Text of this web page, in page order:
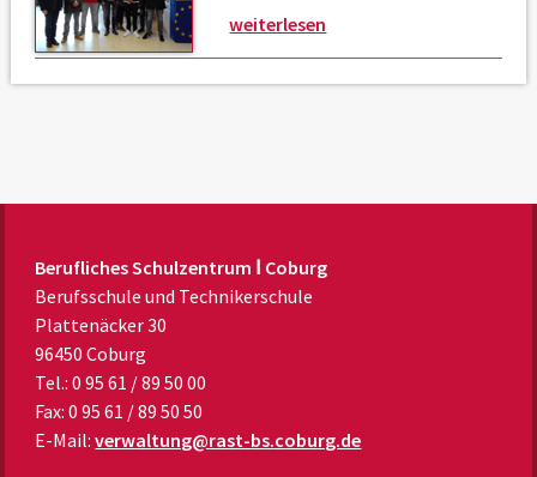
weiterlesen
Berufliches Schulzentrum Ⅰ Coburg
Berufsschule und Technikerschule
Plattenäcker 30
96450 Coburg
Tel.: 0 95 61 / 89 50 00
Fax: 0 95 61 / 89 50 50
E-Mail:verwaltung@rast-bs.coburg.de